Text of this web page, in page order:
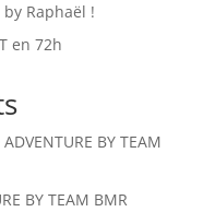
Raphaël !
en 72h
BY TEAM
BY TEAM BMR